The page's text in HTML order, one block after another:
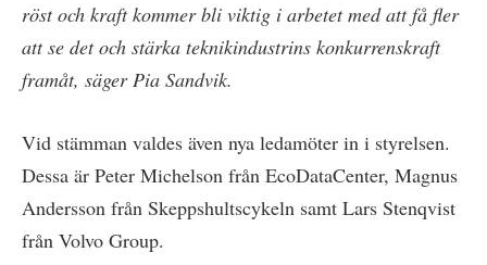
röst och kraft kommer bli viktig i arbetet med att få fler
att se det och stärka teknikindustrins konkurrenskraft
framåt, säger Pia Sandvik.
Vid stämman valdes även nya ledamöter in i styrelsen.
Dessa är Peter Michelson från EcoDataCenter, Magnus
Andersson från Skeppshultscykeln samt Lars Stenqvist
från Volvo Group.